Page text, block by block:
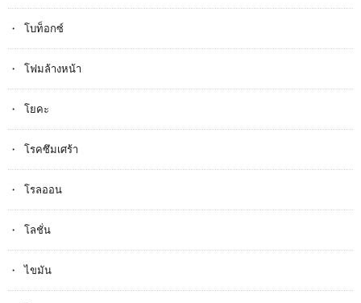
โบท็อกซ์
โฟมล้างหน้า
โยคะ
โรคซึมเศร้า
โรลออน
โลชั่น
ไขมัน